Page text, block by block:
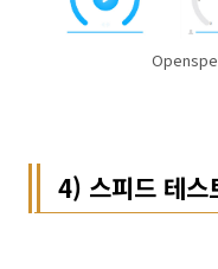
4) 스피드 테스